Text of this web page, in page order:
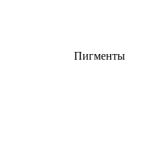
Пигменты